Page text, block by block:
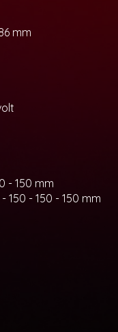
mm
- 150 mm
150 - 150 - 150 mm